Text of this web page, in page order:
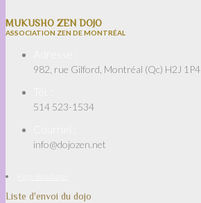
MUKUSHO ZEN DOJO
ASSOCIATION ZEN DE MONTRÉAL
982, rue Gilford, Montréal (Qc) H2J 1P4
514 523-1534
info@dojozen.net
Liste d'envoi du dojo